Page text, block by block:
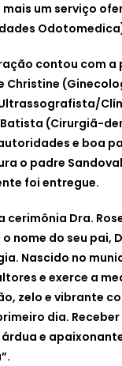
um serviço
contou com a
Christine
(Cirurgiã-
e boa
o padre
foi entregue.
cerimônia Dra.
nome do seu pai,
Nascido no
e exerce a
zelo e vibrante
dia.
e